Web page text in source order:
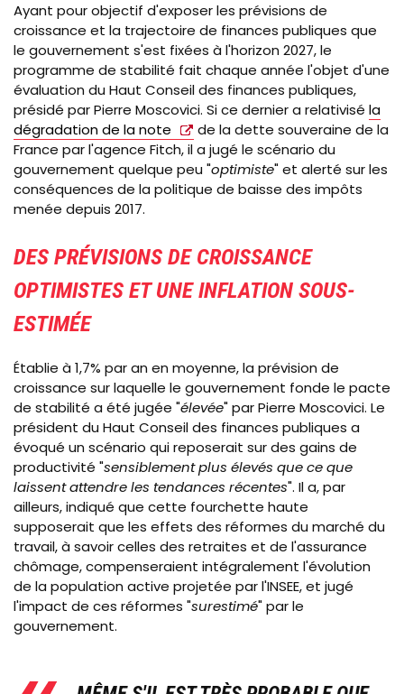
Ayant pour objectif d'exposer les prévisions de
croissance et la trajectoire de finances publiques que
le gouvernement s'est fixées à l'horizon 2027, le
programme de stabilité fait chaque année l'objet d'une
évaluation du Haut Conseil des finances publiques,
présidé par Pierre Moscovici. Si ce dernier a relativisé la
dégradation de la note
de la dette souveraine de la
France par l'agence Fitch, il a jugé le scénario du
gouvernement quelque peu "optimiste" et alerté sur les
conséquences de la politique de baisse des impôts
menée depuis 2017.
DES PRÉVISIONS DE CROISSANCE
OPTIMISTES ET UNE INFLATION SOUS-
ESTIMÉE
Établie à 1,7% par an en moyenne, la prévision de
croissance sur laquelle le gouvernement fonde le pacte
de stabilité a été jugée "élevée" par Pierre Moscovici. Le
président du Haut Conseil des finances publiques a
évoqué un scénario qui reposerait sur des gains de
productivité "sensiblement plus élevés que ce que
laissent attendre les tendances récentes". Il a, par
ailleurs, indiqué que cette fourchette haute
supposerait que les effets des réformes du marché du
travail, à savoir celles des retraites et de l'assurance
chômage, compenseraient intégralement l'évolution
de la population active projetée par l'INSEE, et jugé
l'impact de ces réformes "surestimé" par le
gouvernement.